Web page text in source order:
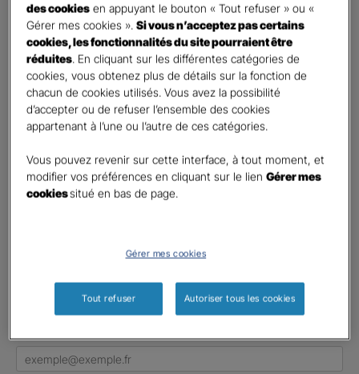
Vos informations :
Etes-vous déjà client Gan assurances ?*
Oui
Non
Civilité *
Madame
Monsieur
Last
+1
des cookies en appuyant le bouton « Tout refuser » ou «
Gérer mes cookies ».Si vous n’acceptez pas certains
cookies, les fonctionnalités du site pourraient être
réduites. En cliquant sur les différentes catégories de
cookies, vous obtenez plus de détails sur la fonction de
chacun de cookies utilisés. Vous avez la possibilité
d’accepter ou de refuser l’ensemble des cookies
appartenant à l’une ou l’autre de ces catégories.
Vous pouvez revenir sur cette interface, à tout moment, et
modifier vos préférences en cliquant sur le lienGérer mes
cookiessitué en bas de page.
Gérer mes cookies
Tout refuser Autoriser tous les cookies